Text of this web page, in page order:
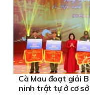
Cà Mau đoạt giải
ninh trật tự ở cơ